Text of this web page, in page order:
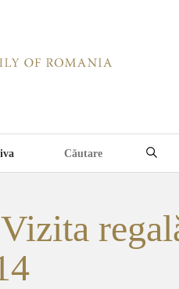
Vizita